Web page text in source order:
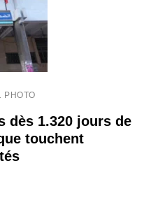
PHOTO
dès 1.320 jours de
touchent